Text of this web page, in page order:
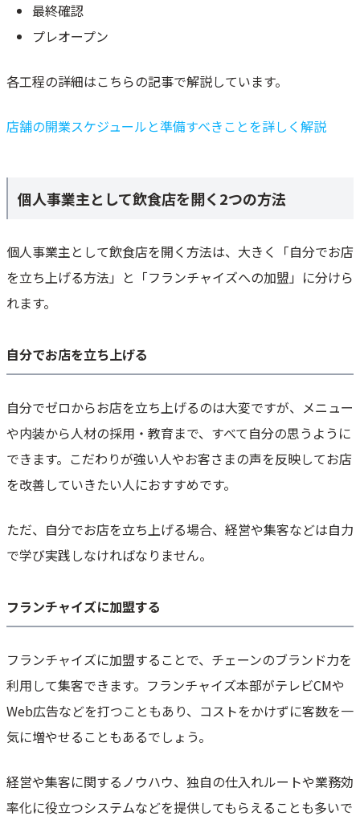
最終確認
プレオープン
各工程の詳細はこちらの記事で解説しています。
店舗の開業スケジュールと準備すべきことを詳しく解説
個人事業主として飲食店を開く2つの方法
個人事業主として飲食店を開く方法は、大きく「自分でお店
を立ち上げる方法」と「フランチャイズへの加盟」に分けら
れます。
自分でお店を立ち上げる
自分でゼロからお店を立ち上げるのは大変ですが、メニュー
や内装から人材の採用・教育まで、すべて自分の思うように
できます。こだわりが強い人やお客さまの声を反映してお店
を改善していきたい人におすすめです。
ただ、自分でお店を立ち上げる場合、経営や集客などは自力
で学び実践しなければなりません。
フランチャイズに加盟する
フランチャイズに加盟することで、チェーンのブランド力を
利用して集客できます。フランチャイズ本部がテレビCMや
Web広告などを打つこともあり、コストをかけずに客数を一
気に増やせることもあるでしょう。
経営や集客に関するノウハウ、独自の仕入れルートや業務効
率化に役立つシステムなどを提供してもらえることも多いで